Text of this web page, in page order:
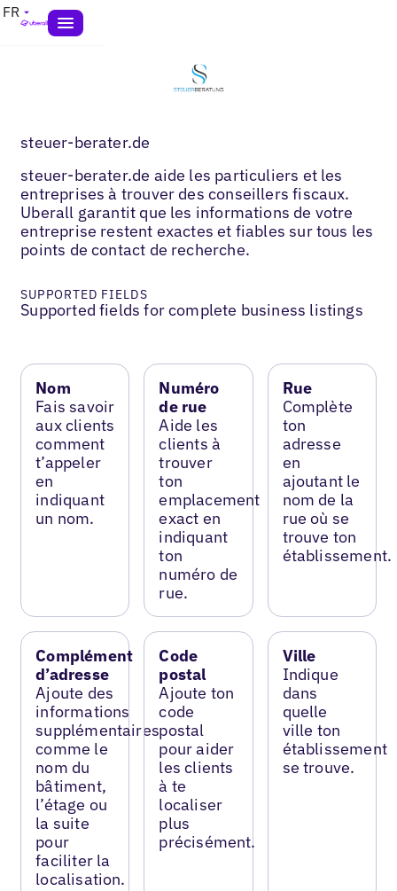
FR
steuer-berater.de
steuer-berater.de aide les particuliers et les
entreprises à trouver des conseillers fiscaux.
Uberall garantit que les informations de votre
entreprise restent exactes et fiables sur tous les
points de contact de recherche.
SUPPORTED FIELDS
Supported fields for complete business listings
Nom
Fais savoir
aux clients
comment
t’appeler
en
indiquant
un nom.
Numéro
de rue
Aide les
clients à
trouver
ton
emplacement
exact en
indiquant
ton
numéro de
rue.
Rue
Complète
ton
adresse
en
ajoutant le
nom de la
rue où se
trouve ton
établissement.
Complément
d’adresse
Ajoute des
informations
supplémentaires
comme le
nom du
bâtiment,
l’étage ou
la suite
pour
faciliter la
localisation.
Code
postal
Ajoute ton
code
postal
pour aider
les clients
à te
localiser
plus
précisément.
Ville
Indique
dans
quelle
ville ton
établissement
se trouve.